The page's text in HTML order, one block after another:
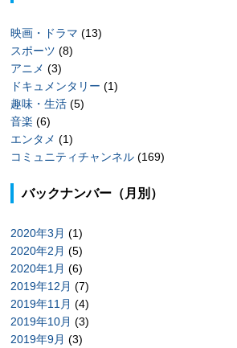
映画・ドラマ (13)
スポーツ (8)
アニメ (3)
ドキュメンタリー (1)
趣味・生活 (5)
音楽 (6)
エンタメ (1)
コミュニティチャンネル (169)
バックナンバー（月別）
2020年3月 (1)
2020年2月 (5)
2020年1月 (6)
2019年12月 (7)
2019年11月 (4)
2019年10月 (3)
2019年9月 (3)